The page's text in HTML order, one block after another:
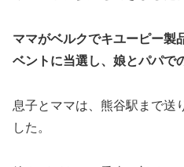
ママがベルクでキユーピー製
ベントに当選し、娘とパパで
息子とママは、熊谷駅まで送
した。